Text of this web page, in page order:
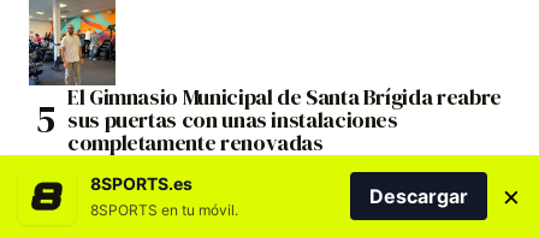
El Gimnasio Municipal de Santa Brígida reabre
sus puertas con unas instalaciones
completamente renovadas
8SPORTS.es
8SPORTS en tu móvil.
Descargar ×